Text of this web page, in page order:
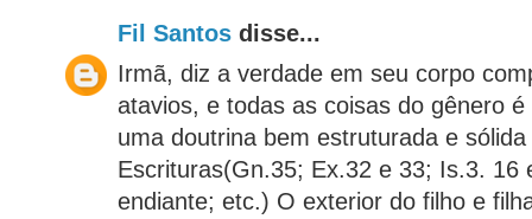
Fil Santos disse...
Irmã, diz a verdade em seu corpo
atavios, e todas as coisas do gênero
uma doutrina bem estruturada e
Escrituras(Gn.35; Ex.32 e 33; Is.3. 16
endiante; etc.) O exterior do filho e